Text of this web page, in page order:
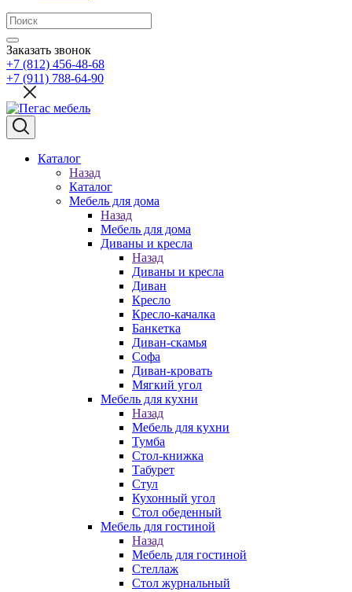
Заказать звонок
+7 (812) 456-48-68
+7 (911) 788-64-90
Каталог
Назад
Каталог
Мебель для дома
Назад
Мебель для дома
Диваны и кресла
Назад
Диваны и кресла
Диван
Кресло
Кресло-качалка
Банкетка
Диван-скамья
Софа
Диван-кровать
Мягкий угол
Мебель для кухни
Назад
Мебель для кухни
Тумба
Стол-книжка
Табурет
Стул
Кухонный угол
Стол обеденный
Мебель для гостиной
Назад
Мебель для гостиной
Стеллаж
Стол журнальный